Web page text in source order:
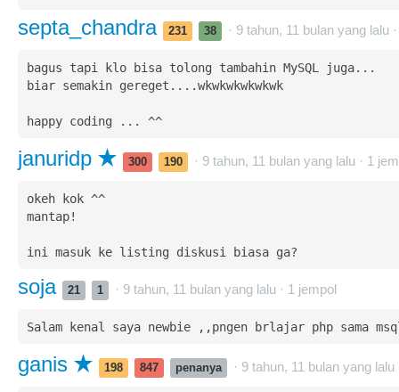
septa_chandra 231 38 · 9 tahun, 11 bulan yang lalu
bagus tapi klo bisa tolong tambahin MySQL juga...
biar semakin gereget....wkwkwkwkwkwk
happy coding ... ^^
januridp 300 190 · 9 tahun, 11 bulan yang lalu · 1
okeh kok ^^
mantap!
ini masuk ke listing diskusi biasa ga?
soja 21 1 · 9 tahun, 11 bulan yang lalu · 1 jempol
Salam kenal saya newbie ,,pngen brlajar php sama
ganis 198 847 penanya · 9 tahun, 11 bulan yang lalu